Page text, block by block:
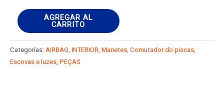
Comutador
piscas
/
escovas
AGREGAR AL
CARRITO
Categorías: AIRBAG, INTERIOR, Manetes, Comutador do piscas,
Escovas e luzes, PEÇAS